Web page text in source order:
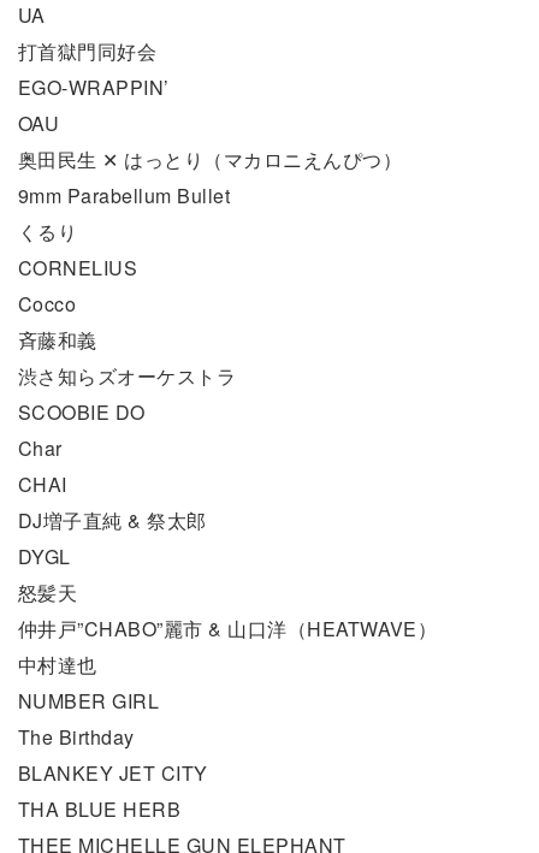
UA
打首獄門同好会
EGO-WRAPPIN’
OAU
奥田民生 ✕ はっとり（マカロニえんぴつ）
9mm Parabellum Bullet
くるり
CORNELIUS
Cocco
斉藤和義
渋さ知らズオーケストラ
SCOOBIE DO
Char
CHAI
DJ増子直純 & 祭太郎
DYGL
怒髪天
仲井戸”CHABO”麗市 & 山口洋（HEATWAVE）
中村達也
NUMBER GIRL
The Birthday
BLANKEY JET CITY
THA BLUE HERB
THEE MICHELLE GUN ELEPHANT